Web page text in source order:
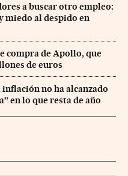
a buscar otro empleo:
miedo al despido en
compra de Apollo, que
de euros
no ha alcanzado
en lo que resta de año